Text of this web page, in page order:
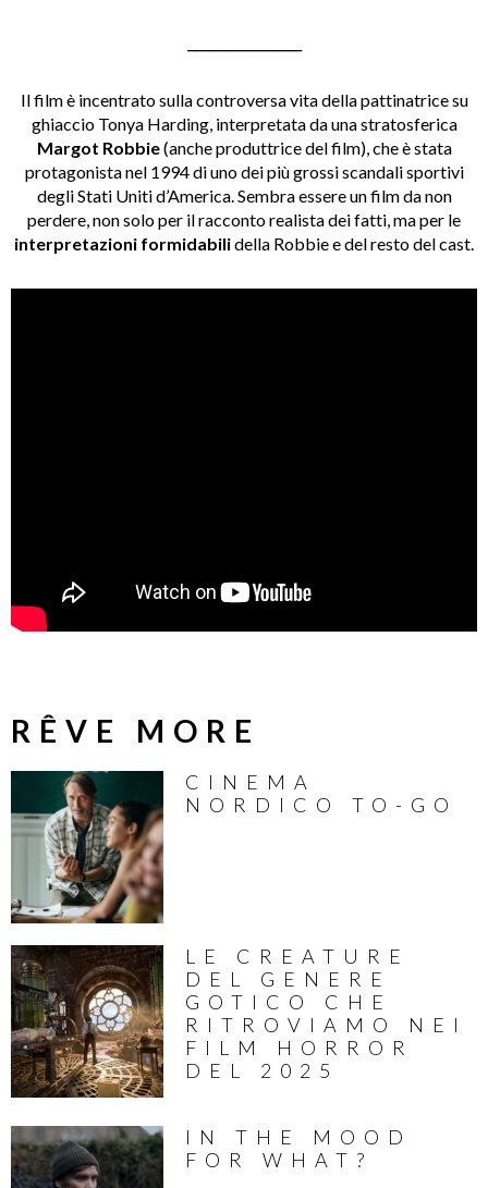
Il film è incentrato sulla controversa vita della pattinatrice su
ghiaccio Tonya Harding, interpretata da una stratosferica
Margot Robbie(anche produttrice del film), che è stata
protagonista nel 1994 di uno dei più grossi scandali sportivi
degli Stati Uniti d’America. Sembra essere un film da non
perdere, non solo per il racconto realista dei fatti, ma per le
interpretazioni formidabilidella Robbie e del resto del cast.
RÊVE MORE
CINEMA
NORDICO TO-GO
LE CREATURE
DEL GENERE
GOTICO CHE
RITROVIAMO NEI
FILM HORROR
DEL 2025
IN THE MOOD
FOR WHAT?